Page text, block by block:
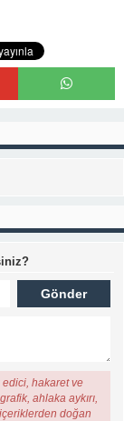
edici, hakaret ve
ahlaka aykırı,
doğan